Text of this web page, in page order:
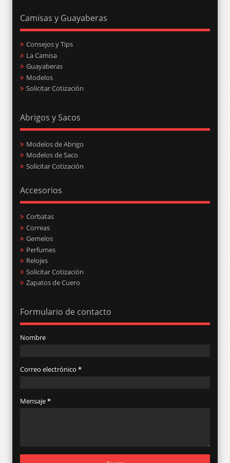
Camisas y Guayaberas
Consejos y Tips
La Camisa
Guayaberas
Modelos
Solicitar Cotización
Abrigos y Sacos
Modelos de Abrigo
Modelos de Saco
Solicitar Cotización
Accesorios
Corbatas
Correas
Gemelos
Perfumes
Relojes
Solicitar Cotización
Zapatos de Cuero
Formulario de contacto
Nombre
Correo electrónico *
Mensaje*